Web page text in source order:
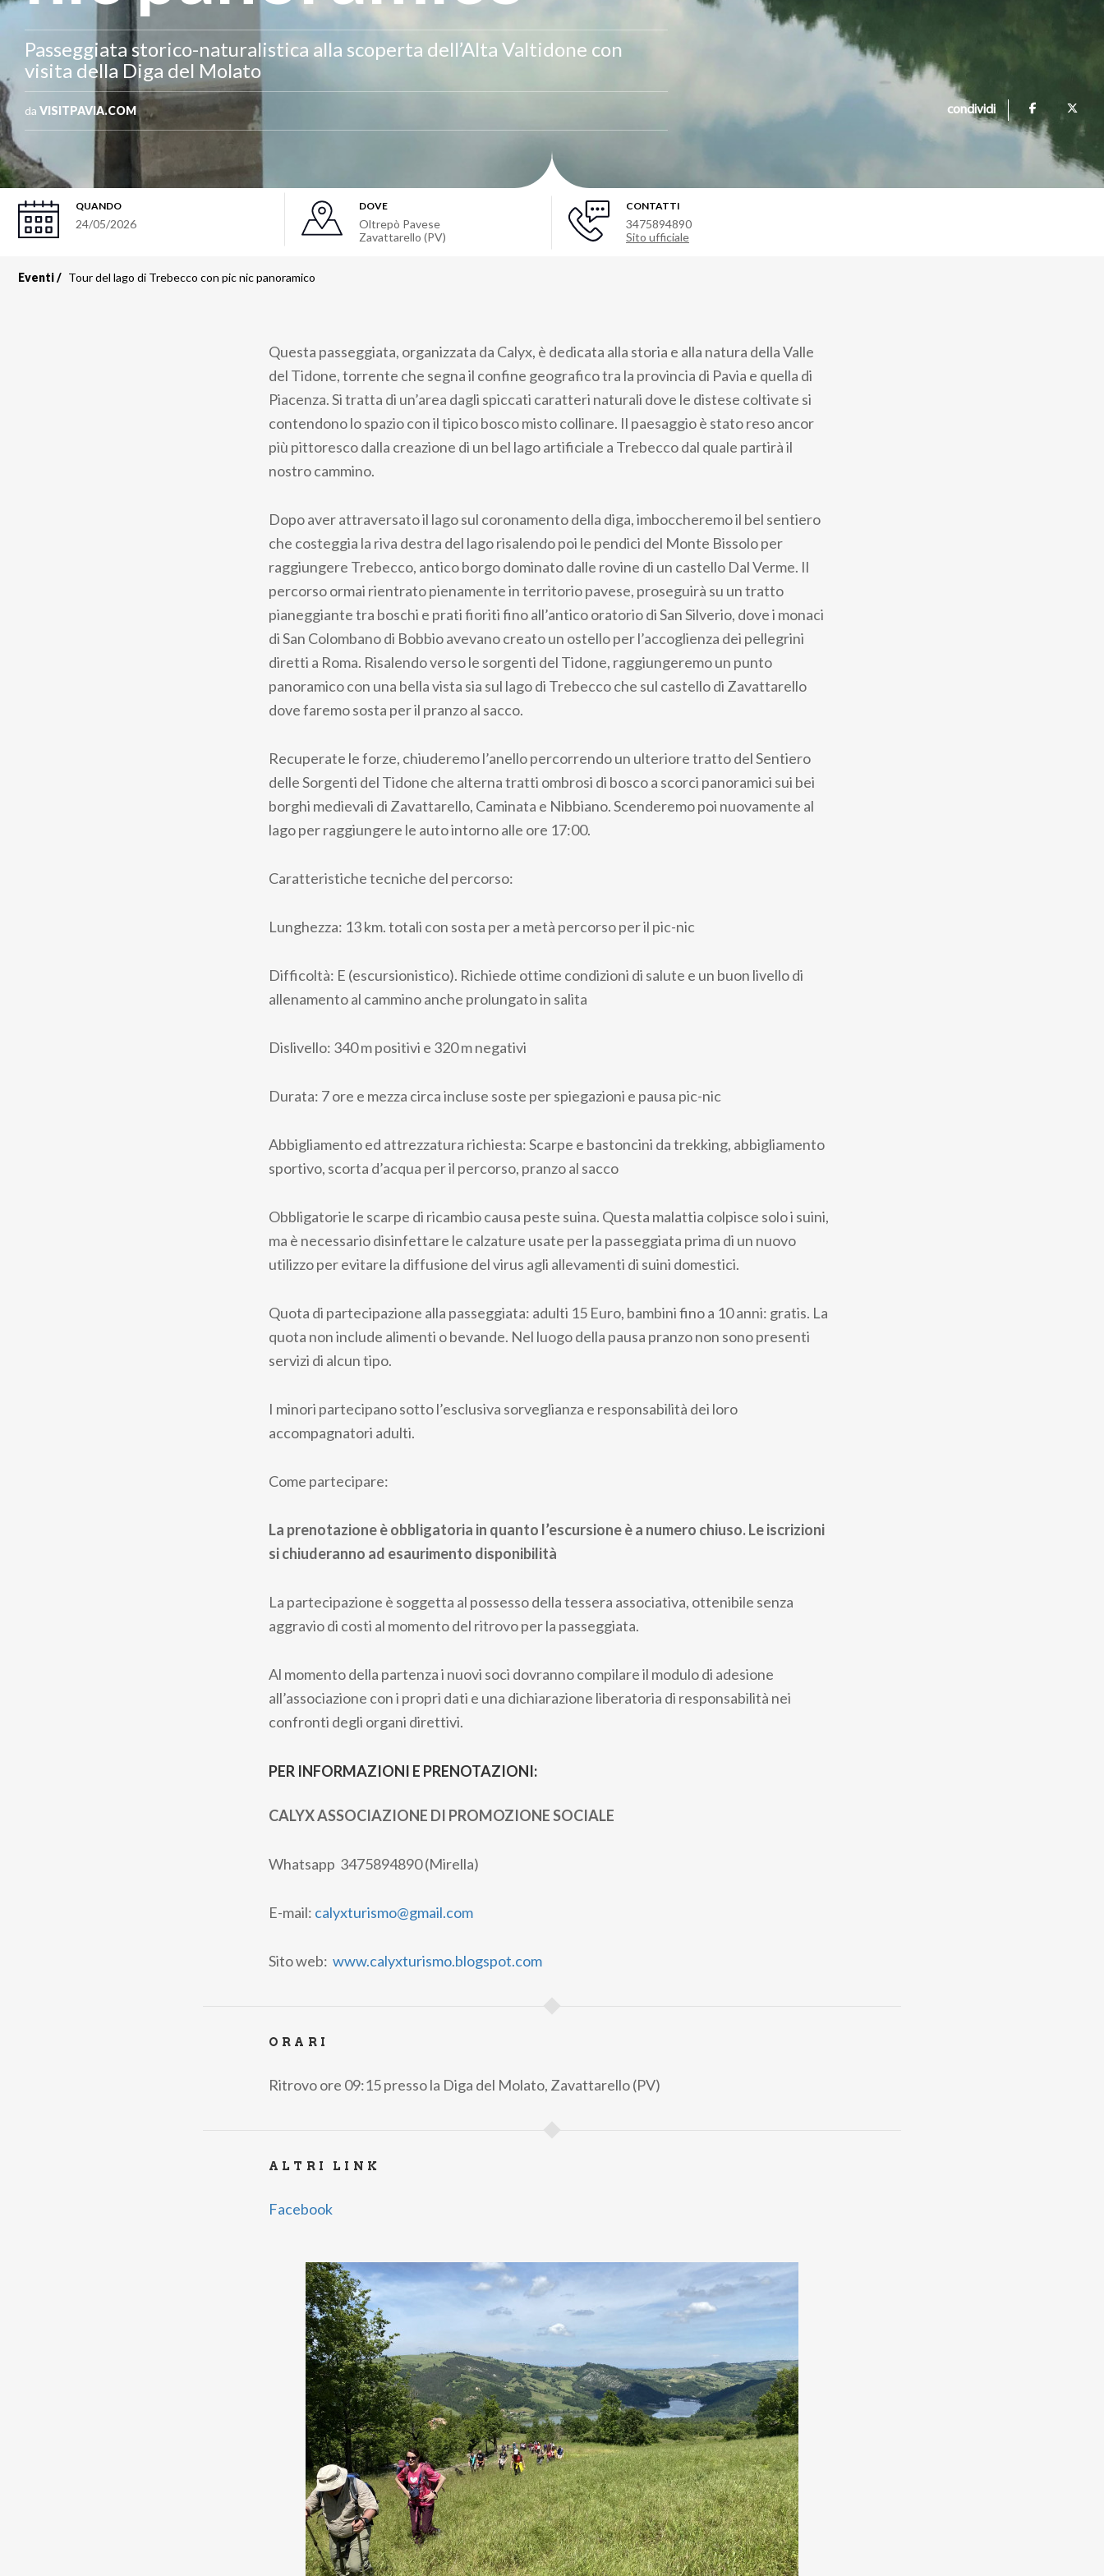
Passeggiata storico-naturalistica alla scoperta dell’Alta Valtidone con
visita della Diga del Molato
da VISITPAVIA.COM condividi
QUANDO
24/05/2026
DOVE
Oltrepò Pavese
Zavattarello (PV)
CONTATTI
3475894890
Sito ufficiale
Eventi Tour del lago di Trebecco con pic nic panoramico
Questa passeggiata, organizzata da Calyx, è dedicata alla storia e alla natura della Valle
del Tidone, torrente che segna il confine geografico tra la provincia di Pavia e quella di
Piacenza. Si tratta di un’area dagli spiccati caratteri naturali dove le distese coltivate si
contendono lo spazio con il tipico bosco misto collinare. Il paesaggio è stato reso ancor
più pittoresco dalla creazione di un bel lago artificiale a Trebecco dal quale partirà il
nostro cammino.
Dopo aver attraversato il lago sul coronamento della diga, imboccheremo il bel sentiero
che costeggia la riva destra del lago risalendo poi le pendici del Monte Bissolo per
raggiungere Trebecco, antico borgo dominato dalle rovine di un castello Dal Verme. Il
percorso ormai rientrato pienamente in territorio pavese, proseguirà su un tratto
pianeggiante tra boschi e prati fioriti fino all’antico oratorio di San Silverio, dove i monaci
di San Colombano di Bobbio avevano creato un ostello per l’accoglienza dei pellegrini
diretti a Roma. Risalendo verso le sorgenti del Tidone, raggiungeremo un punto
panoramico con una bella vista sia sul lago di Trebecco che sul castello di Zavattarello
dove faremo sosta per il pranzo al sacco.
Recuperate le forze, chiuderemo l’anello percorrendo un ulteriore tratto del Sentiero
delle Sorgenti del Tidone che alterna tratti ombrosi di bosco a scorci panoramici sui bei
borghi medievali di Zavattarello, Caminata e Nibbiano. Scenderemo poi nuovamente al
lago per raggiungere le auto intorno alle ore 17:00.
Caratteristiche tecniche del percorso:
Lunghezza: 13 km. totali con sosta per a metà percorso per il pic-nic
Difficoltà: E (escursionistico). Richiede ottime condizioni di salute e un buon livello di
allenamento al cammino anche prolungato in salita
Dislivello: 340 m positivi e 320 m negativi
Durata: 7 ore e mezza circa incluse soste per spiegazioni e pausa pic-nic
Abbigliamento ed attrezzatura richiesta: Scarpe e bastoncini da trekking, abbigliamento
sportivo, scorta d’acqua per il percorso, pranzo al sacco
Obbligatorie le scarpe di ricambio causa peste suina. Questa malattia colpisce solo i suini,
ma è necessario disinfettare le calzature usate per la passeggiata prima di un nuovo
utilizzo per evitare la diffusione del virus agli allevamenti di suini domestici.
Quota di partecipazione alla passeggiata: adulti 15 Euro, bambini fino a 10 anni: gratis. La
quota non include alimenti o bevande. Nel luogo della pausa pranzo non sono presenti
servizi di alcun tipo.
I minori partecipano sotto l’esclusiva sorveglianza e responsabilità dei loro
accompagnatori adulti.
Come partecipare:
La prenotazione è obbligatoria in quanto l’escursione è a numero chiuso. Le iscrizioni
si chiuderanno ad esaurimento disponibilità
La partecipazione è soggetta al possesso della tessera associativa, ottenibile senza
aggravio di costi al momento del ritrovo per la passeggiata.
Al momento della partenza i nuovi soci dovranno compilare il modulo di adesione
all’associazione con i propri dati e una dichiarazione liberatoria di responsabilità nei
confronti degli organi direttivi.
PER INFORMAZIONI E PRENOTAZIONI:
CALYX ASSOCIAZIONE DI PROMOZIONE SOCIALE
Whatsapp 3475894890 (Mirella)
E-mail: calyxturismo@gmail.com
Sito web: www.calyxturismo.blogspot.com
ORARI
Ritrovo ore 09:15 presso la Diga del Molato, Zavattarello (PV)
ALTRI LINK
Facebook